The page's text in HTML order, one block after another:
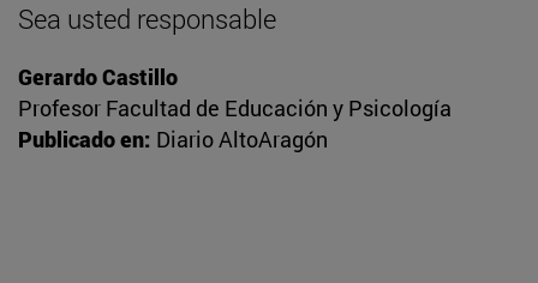
Sea usted responsable
Gerardo Castillo
Profesor Facultad de Educación y Psicología
Publicado en: Diario AltoAragón